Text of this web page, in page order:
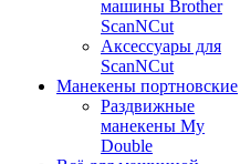
машины Brother
ScanNCut
Аксессуары для
ScanNCut
Манекены портновские
Раздвижные
манекены My
Double